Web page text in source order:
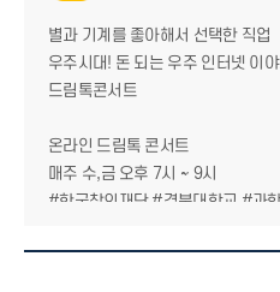
별과 기계를 좋아해서 선택한 직업
우주시대! 돈 되는 우주 인터넷 이
드림톡콘서트
온라인 드림톡 콘서트
매주 수,금 오후 7시 ~ 9시
#한국창의재단 #경북대학교 #과
한국과학창의재단 경북대학교